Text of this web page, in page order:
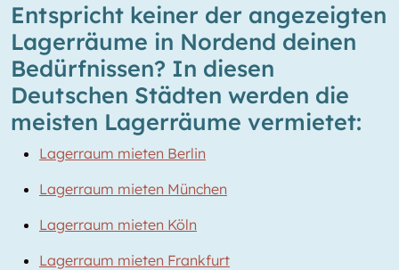
Entspricht keiner der angezeigten
Lagerräume in Nordend deinen
Bedürfnissen? In diesen
Deutschen Städten werden die
meisten Lagerräume vermietet:
Lagerraum mieten Berlin
Lagerraum mieten München
Lagerraum mieten Köln
Lagerraum mieten Frankfurt